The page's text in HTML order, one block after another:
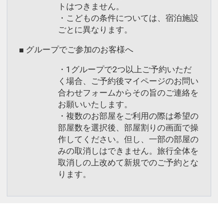
トはつきません。
・こどもの条件については、宿泊施設
ごとに異なります。
■ グループでご参加のお客様へ
・1グループで2つ以上ご予約いただ
く場合、ご予約後マイページのお問い
合わせフォームからその旨のご連絡を
お願いいたします。
・複数のお部屋をご利用の際は希望の
部屋数を選択後、部屋割りの画面で操
作してください。但し、一部の部屋の
みの取消しはできません。旅行全体を
取消しの上改めて新規でのご予約とな
ります。